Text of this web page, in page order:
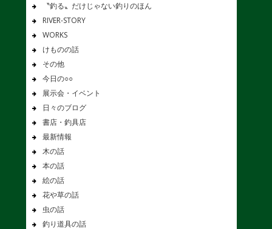
〝釣る〟だけじゃない釣りのほん
RIVER-STORY
WORKS
けものの話
その他
今日の○○
展示会・イベント
日々のブログ
書店・釣具店
最新情報
木の話
本の話
絵の話
花や草の話
虫の話
釣り道具の話